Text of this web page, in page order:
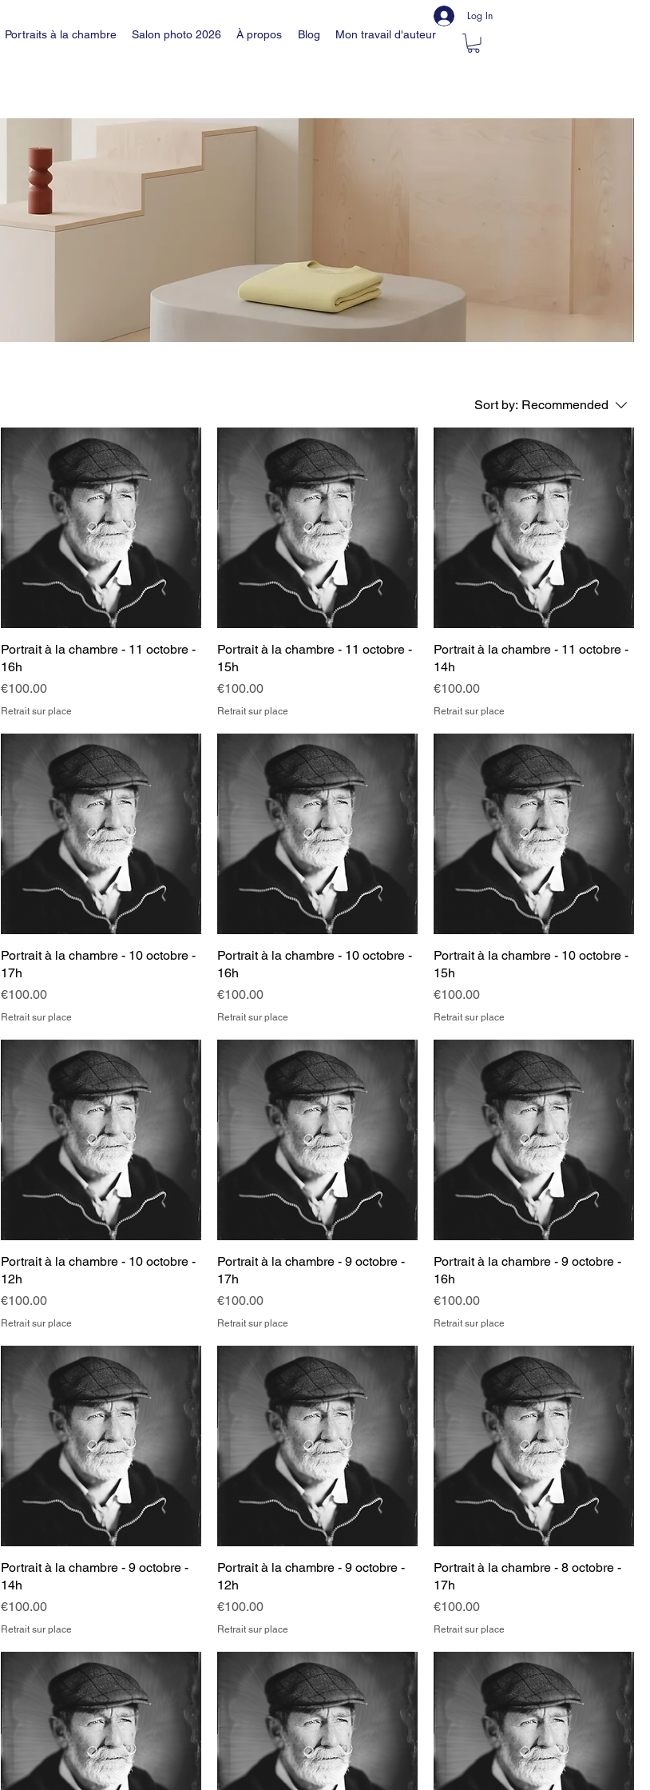
Portraits à la chambre Salon photo 2026 À propos Blog Mon travail d'auteur
Log In
Sort by: Recommended
Portrait à la chambre - 11 octobre -
16h
Price
€100.00
Retrait sur place
Portrait à la chambre - 11 octobre -
15h
Price
€100.00
Retrait sur place
Portrait à la chambre - 11 octobre -
14h
Price
€100.00
Retrait sur place
Portrait à la chambre - 10 octobre -
17h
Price
€100.00
Retrait sur place
Portrait à la chambre - 10 octobre -
16h
Price
€100.00
Retrait sur place
Portrait à la chambre - 10 octobre -
15h
Price
€100.00
Retrait sur place
Portrait à la chambre - 10 octobre -
12h
Price
€100.00
Retrait sur place
Portrait à la chambre - 9 octobre -
17h
Price
€100.00
Retrait sur place
Portrait à la chambre - 9 octobre -
16h
Price
€100.00
Retrait sur place
Portrait à la chambre - 9 octobre -
14h
Price
€100.00
Retrait sur place
Portrait à la chambre - 9 octobre -
12h
Price
€100.00
Retrait sur place
Portrait à la chambre - 8 octobre -
17h
Price
€100.00
Retrait sur place